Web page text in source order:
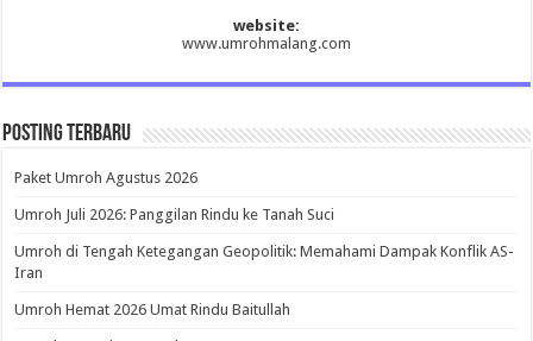
website:
www.umrohmalang.com
Posting Terbaru
Paket Umroh Agustus 2026
Umroh Juli 2026: Panggilan Rindu ke Tanah Suci
Umroh di Tengah Ketegangan Geopolitik: Memahami Dampak Konflik AS-
Iran
Umroh Hemat 2026 Umat Rindu Baitullah